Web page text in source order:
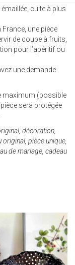
cuite à plus
une pièce
de coupe à fruits,
pour l’apéritif ou
une demande
maximum (possible
pièce sera protégée
décoration,
pièce unique,
de mariage, cadeau